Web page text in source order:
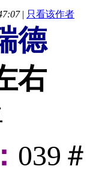
| 只看该作者
德
右
039＃